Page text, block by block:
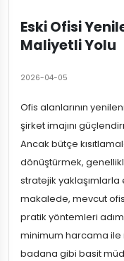
Eski Ofisi
Maliyetli Yolu
2026-04-05
Ofis alanlarının
şirket imajını
Ancak bütçe
dönüştürmek,
stratejik yaklaşımlarla
makalede, mevcut
pratik yöntemleri adım
minimum harcama
badana gibi basit